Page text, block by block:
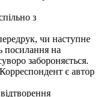
з
чи наступне
посилання на
забороняється.
є автор